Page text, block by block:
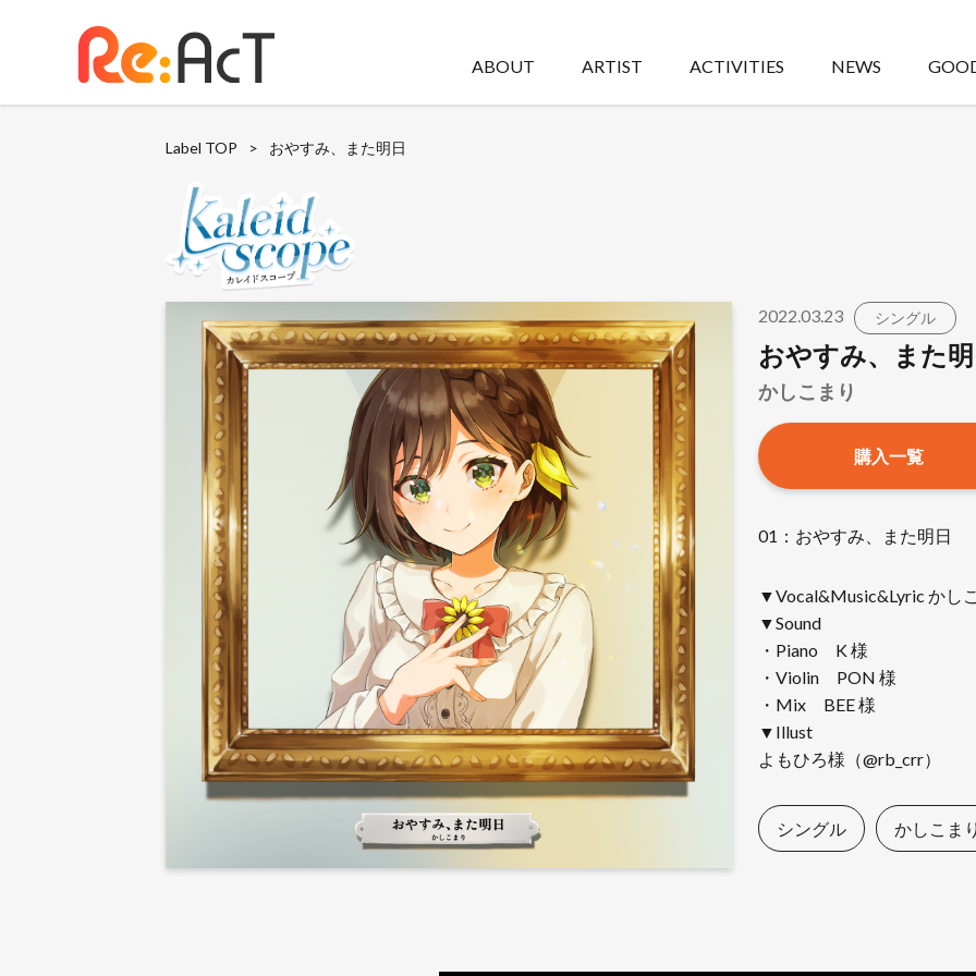
ABOUT ARTIST ACTIVITIES NEWS
Label TOP > おやすみ、また明日
2022.03.23 シングル
おやすみ、また
かしこまり
購入一覧
01：おやすみ、また明日
▼Vocal&Music&Lyric かし
▼Sound
・Piano K 様
・Violin PON 様
・Mix BEE 様
▼Illust
よもひろ様（@rb_crr）
シングル かしこまり